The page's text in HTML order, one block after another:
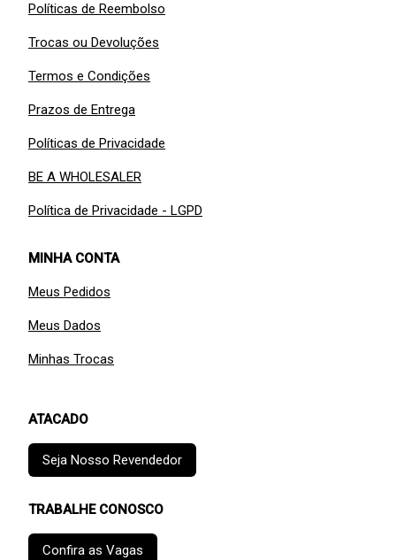
Políticas de Reembolso
Trocas ou Devoluções
Termos e Condições
Prazos de Entrega
Políticas de Privacidade
BE A WHOLESALER
Política de Privacidade - LGPD
MINHA CONTA
Meus Pedidos
Meus Dados
Minhas Trocas
ATACADO
Seja Nosso Revendedor
TRABALHE CONOSCO
Confira as Vagas